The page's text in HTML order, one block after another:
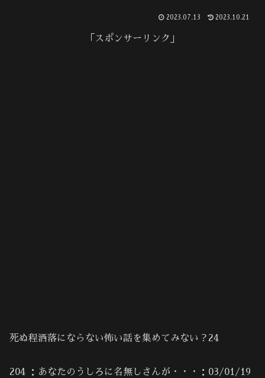
2023.07.13 2023.10.21
「スポンサーリンク」
死ぬ程洒落にならない怖い話を集めてみない？24
204 ：あなたのうしろに名無しさんが・・・：03/01/19